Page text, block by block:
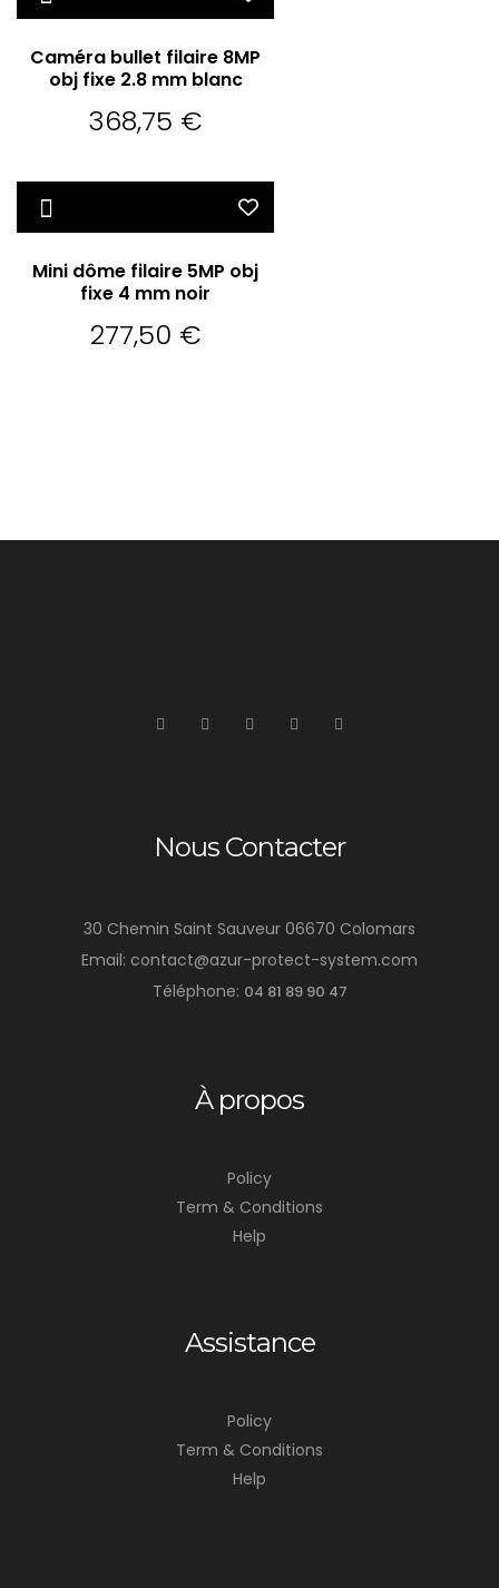
Caméra bullet filaire 8MP
obj fixe 2.8 mm blanc
368,75 €
Mini dôme filaire 5MP obj
fixe 4 mm noir
277,50 €
Nous Contacter
30 Chemin Saint Sauveur 06670 Colomars
Email: contact@azur-protect-system.com
Téléphone: 04 81 89 90 47
À propos
Policy
Term & Conditions
Help
Assistance
Policy
Term & Conditions
Help